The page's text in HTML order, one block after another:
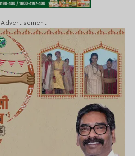
Advertisement